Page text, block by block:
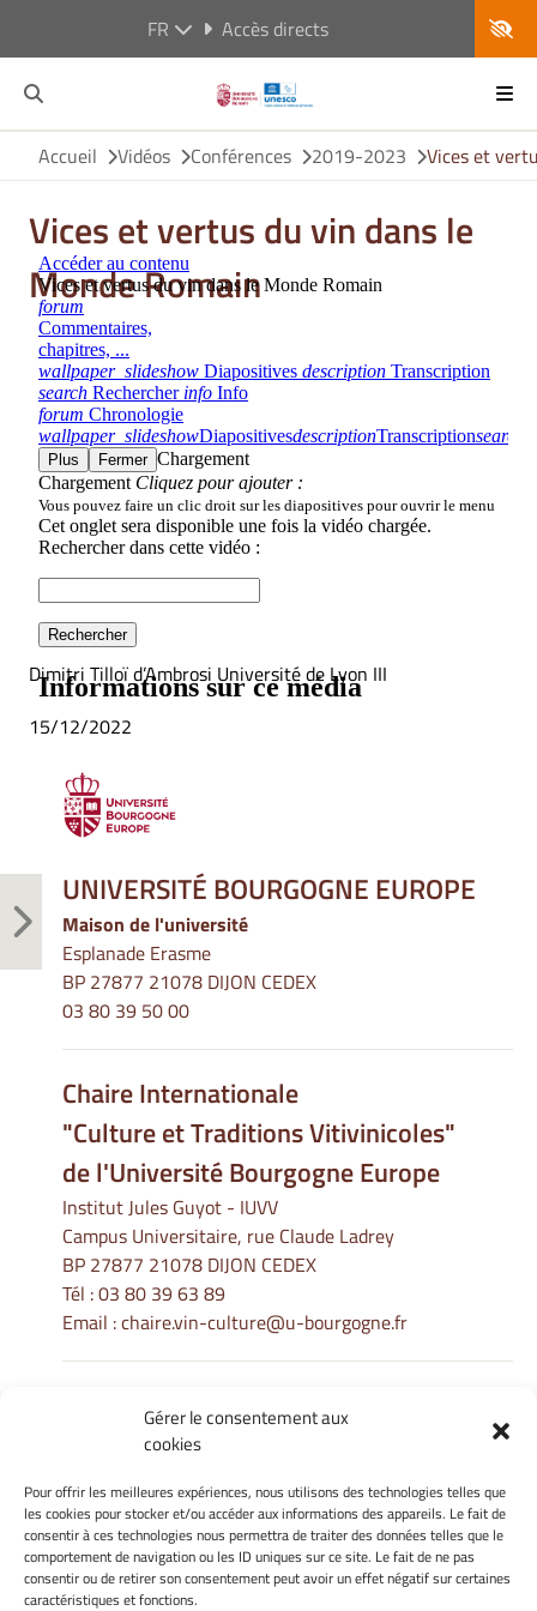
Gérer le consentement aux
cookies
Pour offrir les meilleures expériences, nous utilisons des technologies telles que
les cookies pour stocker et/ou accéder aux informations des appareils. Le fait de
consentir à ces technologies nous permettra de traiter des données telles que le
comportement de navigation ou les ID uniques sur ce site. Le fait de ne pas
consentir ou de retirer son consentement peut avoir un effet négatif sur certaines
caractéristiques et fonctions.
FR Accès directs
Accueil Vidéos Conférences 2019-2023 Vices et
Vices et vertus du vin dans le
Monde Romain
Dimitri Tilloï d’Ambrosi Université de Lyon III
15/12/2022
UNIVERSITÉ BOURGOGNE EUROPE
Maison de l'université
Esplanade Erasme
BP 27877 21078 DIJON CEDEX
03 80 39 50 00
Chaire Internationale
"Culture et Traditions Vitivinicoles"
de l'Université Bourgogne Europe
Institut Jules Guyot - IUVV
Campus Universitaire, rue Claude Ladrey
BP 27877 21078 DIJON CEDEX
Tél :03 80 39 63 89
Email :chaire.vin-culture@u-bourgogne.fr
Informations Légales
Gérer mes cookies
Politique de cookies
Déclaration de confidentialité
Avertissement